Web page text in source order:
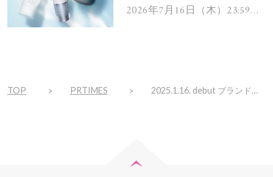
ムを13名様にプレゼン
2026年7月16日（木）23:59ま
TOP PRTIMES 2025.1.16. debut ブランドスキンケア人気NO,1※1のオイルクレンジングジェルがリニューアル！ー”落とす”と”満たす”が同時に叶う。素肌を超えるクリアな透明肌※2へー